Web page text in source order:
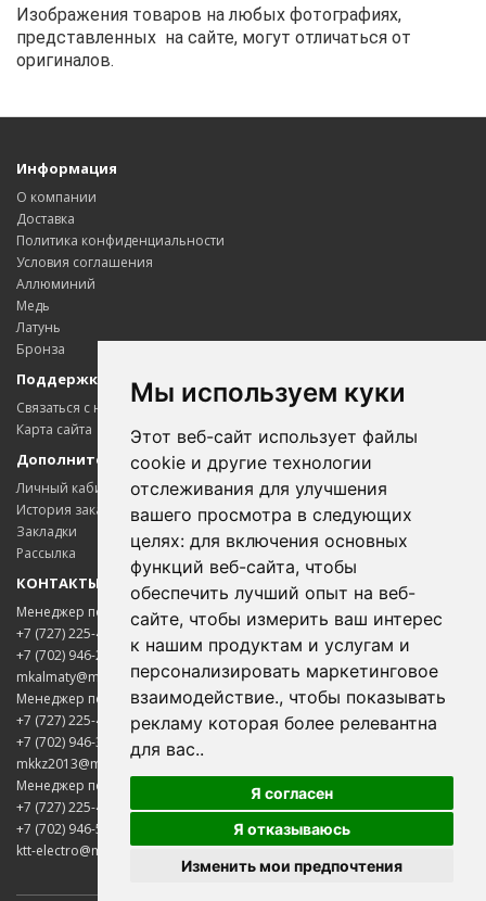
Менеджер Надежда
Здравствуйте! Готова помочь
вам. Напишите мне, если у
Мы используем куки
Этот веб-сайт использует файлы
cookie и другие технологии
отслеживания для улучшения
вашего просмотра в следующих
целях: для включения основных
функций веб-сайта, чтобы
обеспечить лучший опыт на веб-
сайте, чтобы измерить ваш интерес
к нашим продуктам и услугам и
персонализировать маркетинговое
взаимодействие., чтобы показывать
рекламу которая более релевантна
для вас..
Я согласен
Я отказываюсь
Изменить мои предпочтения
Изображения товаров на любых фотографиях,
представленных на сайте, могут отличаться от
оригиналов.
Информация
О компании
Доставка
Политика конфиденциальности
Условия соглашения
Аллюминий
Медь
Латунь
Бронза
Поддержка клиентов
Связаться с нами
Карта сайта
Дополнительно
Личный кабинет
История заказов
Закладки
Рассылка
КОНТАКТЫ
Менеджер по цветному металлопрокату
+7 (727) 225-45-65
+7 (702) 946-20-02
mkalmaty@mail.ru
Менеджер по электротехнической продукции
+7 (727) 225-45-85
+7 (702) 946-33-00
mkkz2013@mail.ru
Менеджер по нержавеющему металлопрокату
+7 (727) 225-45-75
+7 (702) 946-50-05
ktt-electro@mail.ru